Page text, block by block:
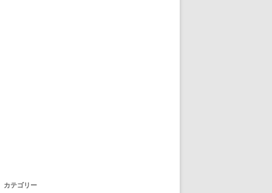
カテゴリー